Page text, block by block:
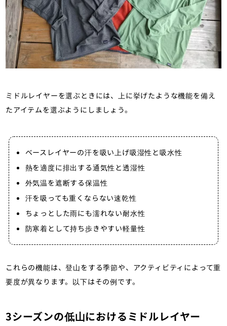
ミドルレイヤーを選ぶときには、上に挙げたような機能を備え
たアイテムを選ぶようにしましょう。
ベースレイヤーの汗を吸い上げ吸湿性と吸水性
熱を適度に排出する通気性と透湿性
外気温を遮断する保温性
汗を吸っても重くならない速乾性
ちょっとした雨にも濡れない耐水性
防寒着として持ち歩きやすい軽量性
これらの機能は、登山をする季節や、アクティビティによって重
要度が異なります。以下はその例です。
3シーズンの低山におけるミドルレイヤー